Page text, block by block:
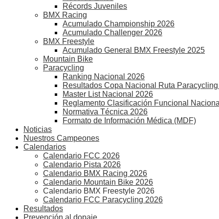
Récords Juveniles
BMX Racing
Acumulado Championship 2026
Acumulado Challenger 2026
BMX Freestyle
Acumulado General BMX Freestyle 2025
Mountain Bike
Paracycling
Ranking Nacional 2026
Resultados Copa Nacional Ruta
Master List Nacional 2026
Reglamento Clasificación Funcional Nacional
Normativa Técnica 2026
Formato de Información Médica (MDF)
Noticias
Nuestros Campeones
Calendarios
Calendario FCC 2026
Calendario Pista 2026
Calendario BMX Racing 2026
Calendario Mountain Bike 2026
Calendario BMX Freestyle 2026
Calendario FCC Paracycling 2026
Resultados
Prevención al dopaje